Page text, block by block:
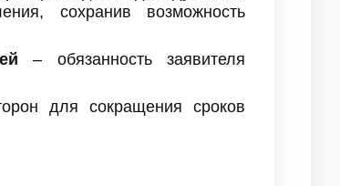
сохранив возможность
– обязанность заявителя
для сокращения сроков